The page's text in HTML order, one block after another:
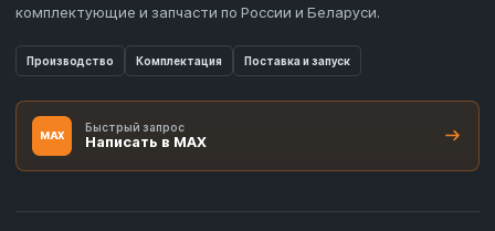
комплектующие и запчасти по России и Беларуси.
Производство Комплектация Поставка и запуск
MAX
Быстрый запрос
Написать в MAX